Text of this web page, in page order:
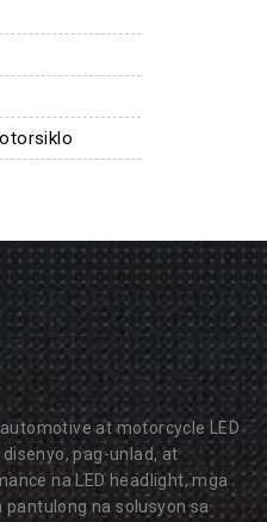
at motorcycle LED
pag-unlad, at
na LED headlight, mga
na solusyon sa